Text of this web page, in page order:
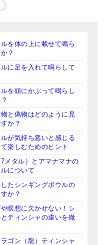
を体の上に載せて鳴ら
？
に足を入れて鳴らして
を頭にかぶって鳴らし
と偽物はどのように見
か？
が気持ち悪いと感じる
楽しむためのヒント
メタル）とアマナマナの
について
たシンギングボウルの
か？
や瞑想に欠かせない！シ
ティンシャの違いを徹
ゴン（龍）ティンシャ